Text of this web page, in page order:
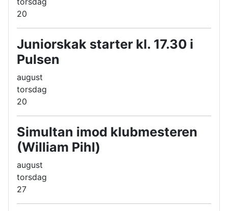
20
Juniorskak starter kl. 17.30 i
Pulsen
august
torsdag
20
Simultan imod klubmesteren
(William Pihl)
august
torsdag
27